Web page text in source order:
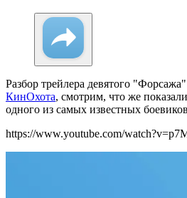
Разбор трейлера девятого
КинОхота, смотрим, что же
одного из самых известных
https://www.youtube.com/